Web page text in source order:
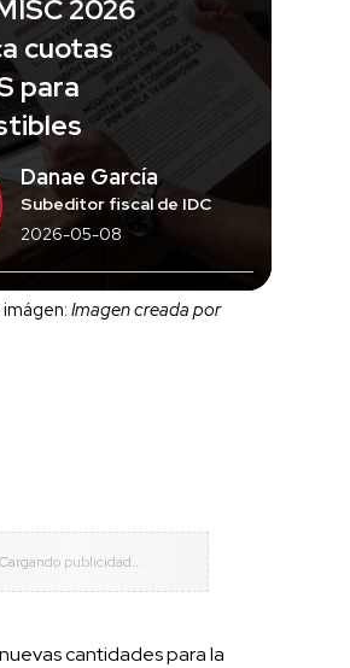
2026
cuotas
para
Danae García
Subeditor fiscal de IDC
2026-05-08
Imagen creada por
cantidades para la